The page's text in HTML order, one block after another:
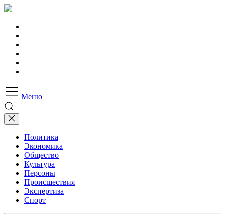
Меню
Политика
Экономика
Общество
Культура
Персоны
Происшествия
Экспертиза
Спорт